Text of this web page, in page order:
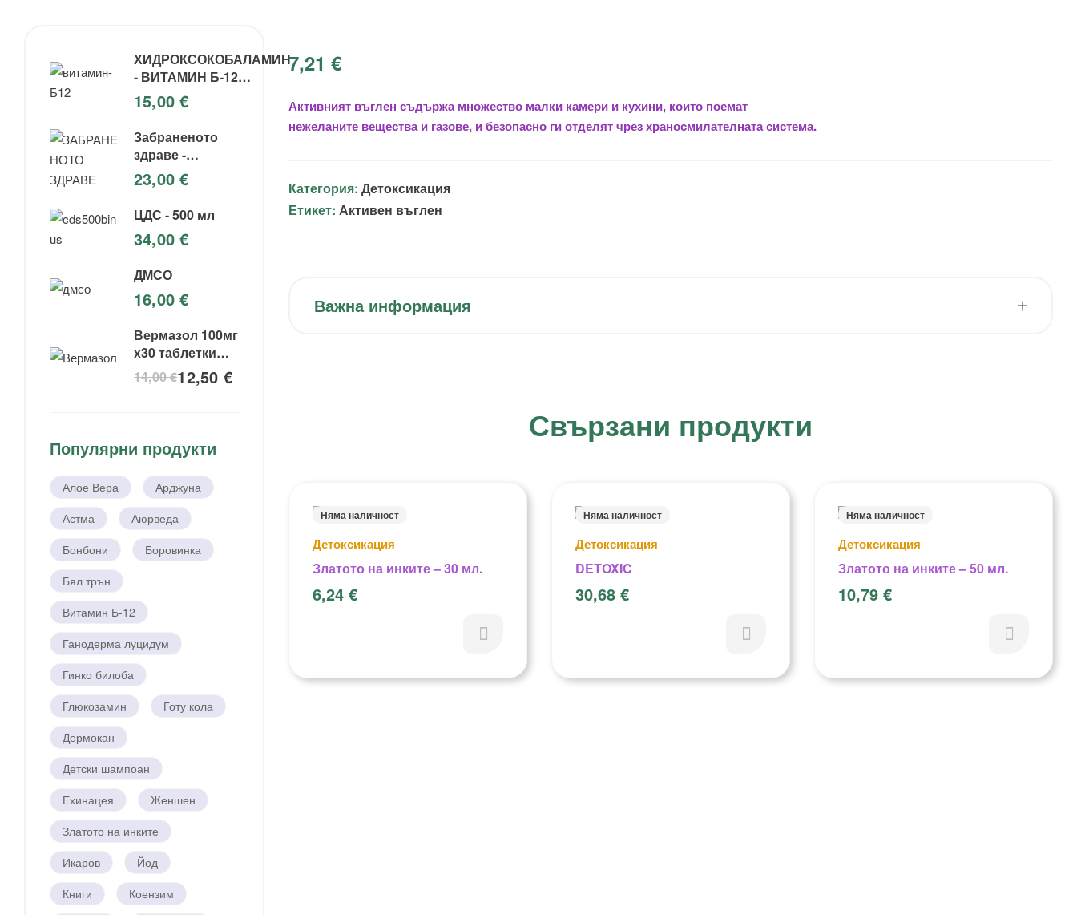
7,21 €
Активният въглен съдържа множество малки камери и кухини, които поемат
нежеланите вещества и газове, и безопасно ги отделят чрез храносмилателната система.
Категория: Детоксикация
Етикет: Активен въглен
Важна информация
Свързани продукти
Няма наличност
Детоксикация
Златото на инките – 30 мл.
6,24 €
Няма наличност
Детоксикация
DETOXIC
30,68 €
Няма наличност
Детоксикация
Златото на инките – 50 мл.
10,79 €
ХИДРОКСОКОБАЛАМИН
- ВИТАМИН Б-12
(Инжекции)
15,00€
Забраненото
здраве -
Андреас Калкер
23,00€
ЦДС - 500 мл
34,00€
ДМСО
16,00€
Вермазол 100мг
х30 таблетки
Vermazol
14,00€12,50 €
Популярни продукти
Алое Вера
Арджуна
Астма
Аюрведа
Бонбони
Боровинка
Бял трън
Витамин Б-12
Ганодерма луцидум
Гинко билоба
Глюкозамин
Готу кола
Дермокан
Детски шампоан
Ехинацея
Женшен
Златото на инките
Икаров
Йод
Книги
Коензим